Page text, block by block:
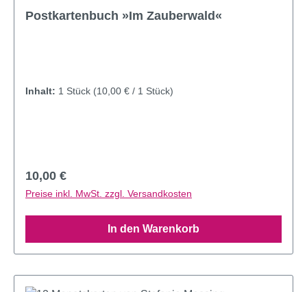
Postkartenbuch »Im Zauberwald«
Inhalt: 1 Stück (10,00 € / 1 Stück)
Regulärer Preis:
10,00 €
Preise inkl. MwSt. zzgl. Versandkosten
In den Warenkorb